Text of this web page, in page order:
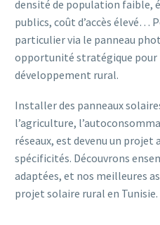
densité de population faible,
publics, coût d’accès élevé…
particulier via le panneau
opportunité stratégique pour
développement rural.
Installer des panneaux
l’agriculture,
réseaux, est devenu un projet
spécificités. Découvrons
adaptées, et nos meilleures
projet solaire rural en Tunisie.